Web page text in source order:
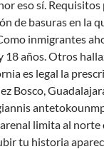
eso sí. Requisitos
de basuras en la
inmigrantes
18 años. Otros
es legal la
Bosco,
limita al norte
tu historia